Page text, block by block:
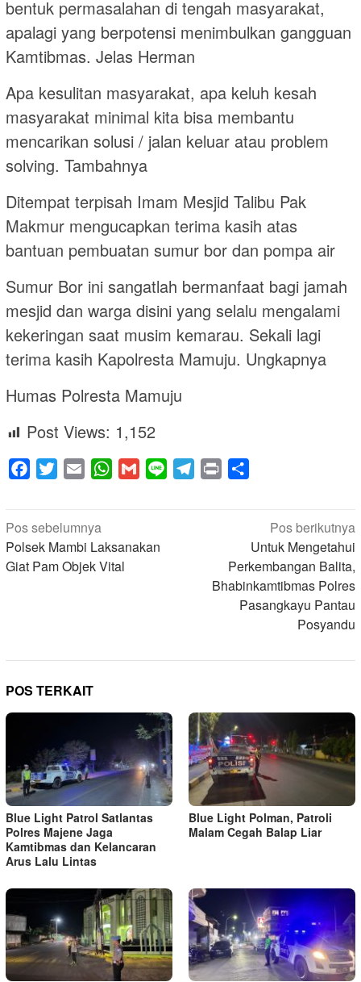
bentuk permasalahan di tengah masyarakat,
apalagi yang berpotensi menimbulkan gangguan
Kamtibmas. Jelas Herman
Apa kesulitan masyarakat, apa keluh kesah
masyarakat minimal kita bisa membantu
mencarikan solusi / jalan keluar atau problem
solving. Tambahnya
Ditempat terpisah Imam Mesjid Talibu Pak
Makmur mengucapkan terima kasih atas
bantuan pembuatan sumur bor dan pompa air
Sumur Bor ini sangatlah bermanfaat bagi jamah
mesjid dan warga disini yang selalu mengalami
kekeringan saat musim kemarau. Sekali lagi
terima kasih Kapolresta Mamuju. Ungkapnya
Humas Polresta Mamuju
Post Views: 1,152
Facebook
Twitter Email WhatsApp
Gmail Line Telegram
Print
Navigasi
pos
Pos sebelumnya
Polsek Mambi Laksanakan
Giat Pam Objek Vital
Pos berikutnya
Untuk Mengetahui
Perkembangan Balita,
Bhabinkamtibmas Polres
Pasangkayu Pantau
Posyandu
POS TERKAIT
Blue Light Patrol Satlantas
Polres Majene Jaga
Kamtibmas dan Kelancaran
Arus Lalu Lintas
Blue Light Polman, Patroli
Malam Cegah Balap Liar